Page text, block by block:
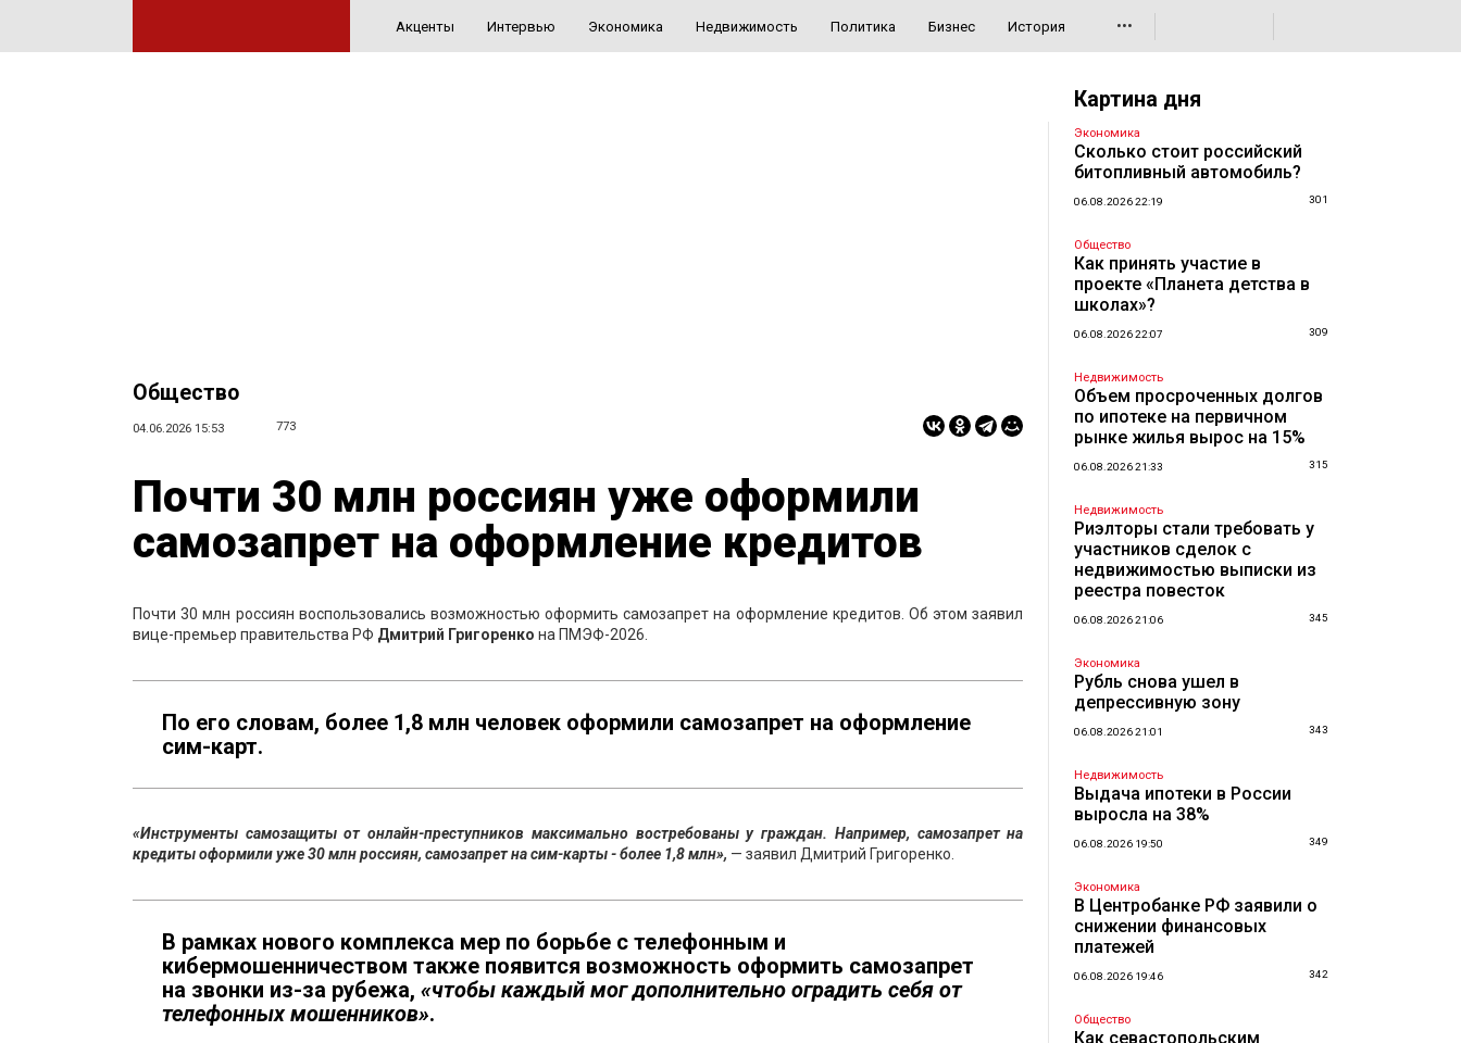
Акценты Интервью Экономика Недвижимость Политика Бизнес История •••
Общество
04.06.2026 15:53 773
Почти 30 млн россиян уже оформили
самозапрет на оформление кредитов
Почти 30 млн россиян воспользовались возможностью оформить самозапрет на оформление кредитов. Об этом заявил
вице-премьер правительства РФ Дмитрий Григоренко на ПМЭФ-2026.
По его словам, более 1,8 млн человек оформили самозапрет на оформление
сим-карт.
«Инструменты самозащиты от онлайн-преступников максимально востребованы у граждан. Например, самозапрет на
кредиты оформили уже 30 млн россиян, самозапрет на сим-карты - более 1,8 млн», — заявил Дмитрий Григоренко.
В рамках нового комплекса мер по борьбе с телефонным и
кибермошенничеством также появится возможность оформить самозапрет
на звонки из-за рубежа, «чтобы каждый мог дополнительно оградить себя от
телефонных мошенников».
Картина дня
Экономика
Сколько стоит российский
битопливный автомобиль?
06.08.2026 22:19 301
Общество
Как принять участие в
проекте «Планета детства в
школах»?
06.08.2026 22:07 309
Недвижимость
Объем просроченных долгов
по ипотеке на первичном
рынке жилья вырос на 15%
06.08.2026 21:33 315
Недвижимость
Риэлторы стали требовать у
участников сделок с
недвижимостью выписки из
реестра повесток
06.08.2026 21:06 345
Экономика
Рубль снова ушел в
депрессивную зону
06.08.2026 21:01 343
Недвижимость
Выдача ипотеки в России
выросла на 38%
06.08.2026 19:50 349
Экономика
В Центробанке РФ заявили о
снижении финансовых
платежей
06.08.2026 19:46 342
Общество
Как севастопольским